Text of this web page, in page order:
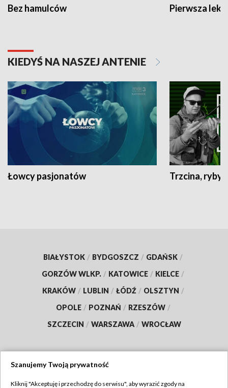
Bez hamulców Pierwsza
KIEDYŚ NA NASZEJ ANTENIE
Łowcy pasjonatów Trzcina, ryby
BIAŁYSTOK / BYDGOSZCZ / GDAŃSK /
GORZÓW WLKP. / KATOWICE / KIELCE /
KRAKÓW / LUBLIN / ŁÓDŹ / OLSZTYN /
OPOLE / POZNAŃ / RZESZÓW /
SZCZECIN / WARSZAWA / WROCŁAW
Szanujemy Twoją prywatność
Kliknij "Akceptuję i przechodzę do serwisu", aby wyrazić zgody na